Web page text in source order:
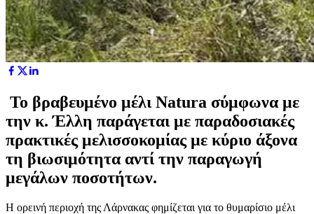
Το βραβευμένο μέλι Natura σύμφωνα με
την κ. Έλλη παράγεται με παραδοσιακές
πρακτικές μελισσοκομίας με κύριο άξονα
τη βιωσιμότητα αντί την παραγωγή
μεγάλων ποσοτήτων.
Η ορεινή περιοχή της Λάρνακας φημίζεται για το θυμαρίσιο μέλι